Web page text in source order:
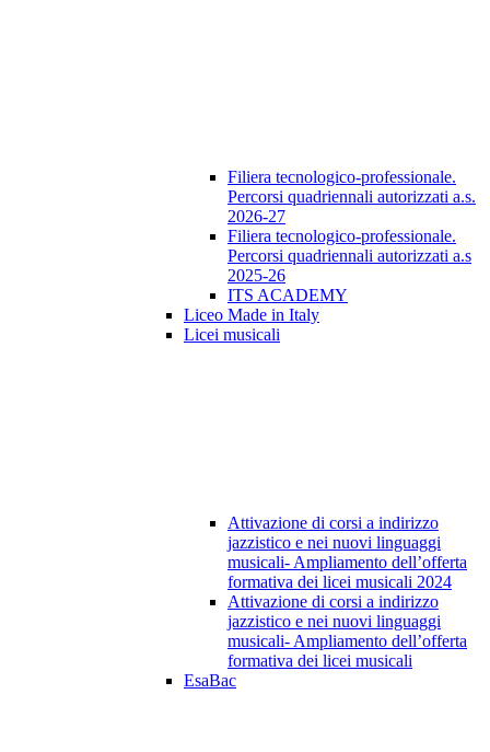
Filiera tecnologico-professionale.
Percorsi quadriennali autorizzati a.s.
2026-27
Filiera tecnologico-professionale.
Percorsi quadriennali autorizzati a.s
2025-26
ITS ACADEMY
Liceo Made in Italy
Licei musicali
Attivazione di corsi a indirizzo
jazzistico e nei nuovi linguaggi
musicali- Ampliamento dell’offerta
formativa dei licei musicali 2024
Attivazione di corsi a indirizzo
jazzistico e nei nuovi linguaggi
musicali- Ampliamento dell’offerta
formativa dei licei musicali
EsaBac